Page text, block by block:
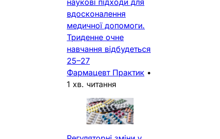
вдосконалення
медичної допомоги.
Триденне очне
навчання відбудеться
25–27
Фармацевт Практик •
1 хв. читання